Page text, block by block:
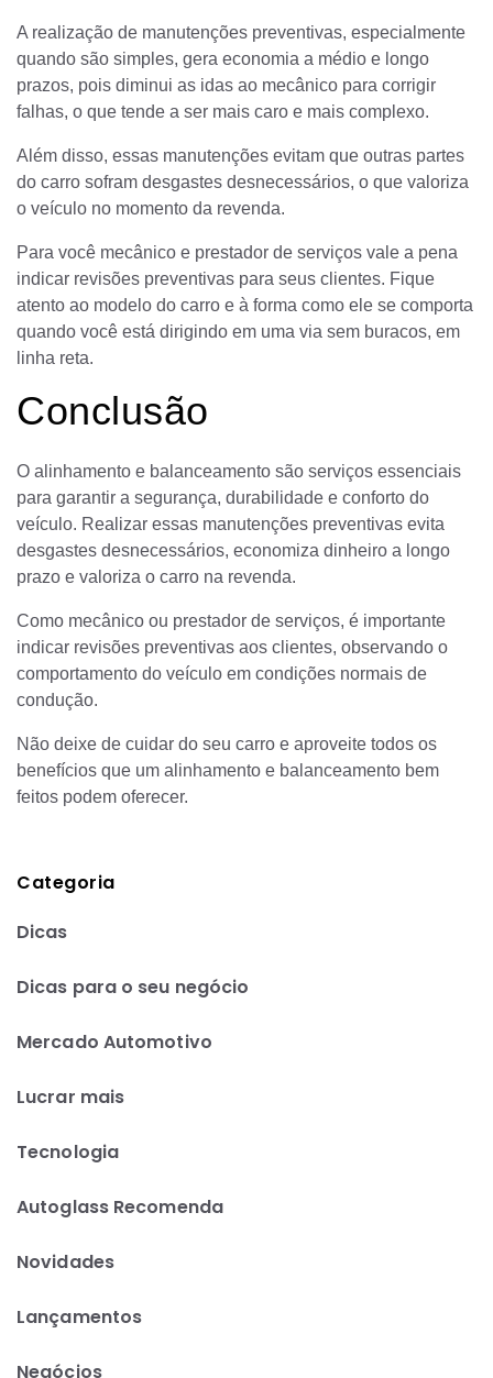
A realização de manutenções preventivas, especialmente
quando são simples, gera economia a médio e longo
prazos, pois diminui as idas ao mecânico para corrigir
falhas, o que tende a ser mais caro e mais complexo.
Além disso, essas manutenções evitam que outras partes
do carro sofram desgastes desnecessários, o que valoriza
o veículo no momento da revenda.
Para você mecânico e prestador de serviços vale a pena
indicar revisões preventivas para seus clientes. Fique
atento ao modelo do carro e à forma como ele se comporta
quando você está dirigindo em uma via sem buracos, em
linha reta.
Conclusão
O alinhamento e balanceamento são serviços essenciais
para garantir a segurança, durabilidade e conforto do
veículo. Realizar essas manutenções preventivas evita
desgastes desnecessários, economiza dinheiro a longo
prazo e valoriza o carro na revenda.
Como mecânico ou prestador de serviços, é importante
indicar revisões preventivas aos clientes, observando o
comportamento do veículo em condições normais de
condução.
Não deixe de cuidar do seu carro e aproveite todos os
benefícios que um alinhamento e balanceamento bem
feitos podem oferecer.
Categoria
Dicas
Dicas para o seu negócio
Mercado Automotivo
Lucrar mais
Tecnologia
Autoglass Recomenda
Novidades
Lançamentos
Negócios